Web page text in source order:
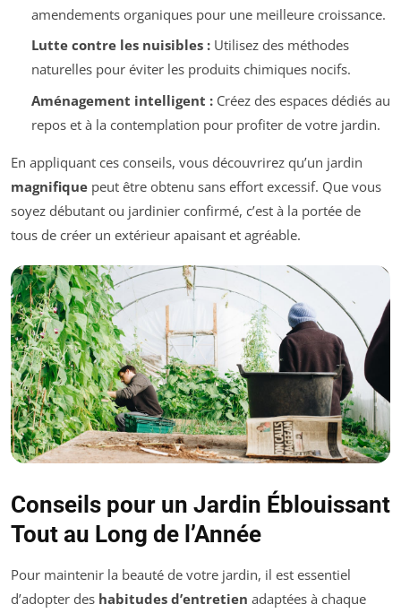
amendements organiques pour une meilleure croissance.
Lutte contre les nuisibles :Utilisez des méthodes
naturelles pour éviter les produits chimiques nocifs.
Aménagement intelligent :Créez des espaces dédiés au
repos et à la contemplation pour profiter de votre jardin.
En appliquant ces conseils, vous découvrirez qu’un jardin
magnifique peut être obtenu sans effort excessif. Que vous
soyez débutant ou jardinier confirmé, c’est à la portée de
tous de créer un extérieur apaisant et agréable.
Conseils pour un Jardin Éblouissant
Tout au Long de l’Année
Pour maintenir la beauté de votre jardin, il est essentiel
d’adopter des habitudes d’entretien adaptées à chaque